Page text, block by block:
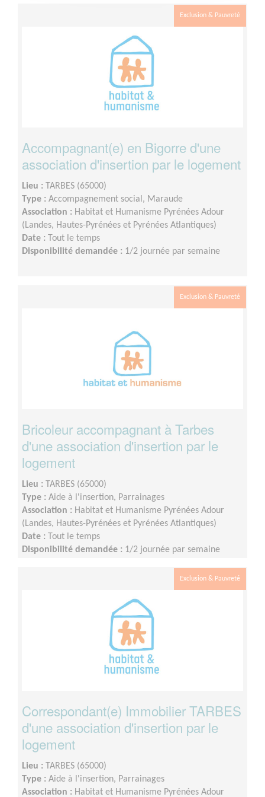
Exclusion & Pauvreté
Accompagnant(e) en Bigorre d'une
association d'insertion par le logement
Lieu :
TARBES (65000)
Type : Accompagnement social, Maraude
Association : Habitat et Humanisme Pyrénées Adour
(Landes, Hautes-Pyrénées et Pyrénées Atlantiques)
Date :
Tout le temps
Disponibilité demandée : 1/2 journée par semaine
Exclusion & Pauvreté
Bricoleur accompagnant à Tarbes
d'une association d'insertion par le
logement
Lieu :
TARBES (65000)
Type : Aide à l'insertion, Parrainages
Association : Habitat et Humanisme Pyrénées Adour
(Landes, Hautes-Pyrénées et Pyrénées Atlantiques)
Date :
Tout le temps
Disponibilité demandée : 1/2 journée par semaine
Exclusion & Pauvreté
Correspondant(e) Immobilier TARBES
d'une association d'insertion par le
logement
Lieu :
TARBES (65000)
Type : Aide à l'insertion, Parrainages
Association : Habitat et Humanisme Pyrénées Adour